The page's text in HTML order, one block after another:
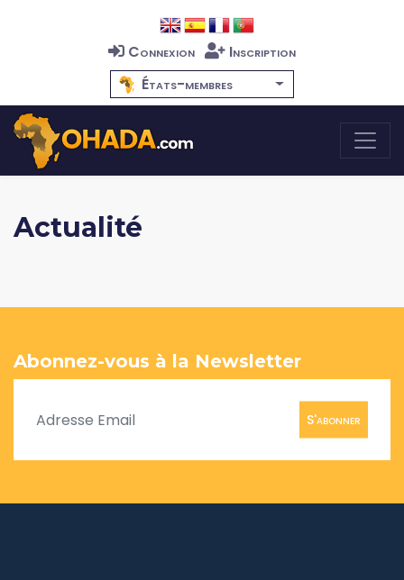
Connexion
Inscription
États-membres
Actualité
Abonnez-vous à la Newsletter
S'abonner